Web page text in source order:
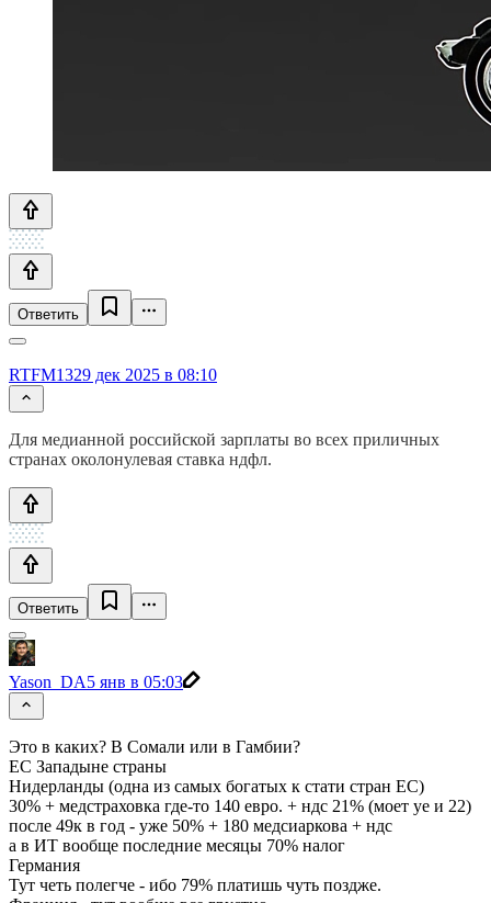
Ответить
RTFM1329 дек 2025 в 08:10
Для медианной российской зарплаты во всех приличных
странах околонулевая ставка ндфл.
Ответить
Yason_DA5 янв в 05:03
Это в каких? В Сомали или в Гамбии?
ЕС Западыне страны
Нидерланды (одна из самых богатых к стати стран ЕС)
30% + медстраховка где-то 140 евро. + ндс 21% (моет уе и 22)
после 49к в год - уже 50% + 180 медсиаркова + ндс
а в ИТ вообще последние месяцы 70% налог
Германия
Тут четь полегче - ибо 79% платишь чуть поздже.